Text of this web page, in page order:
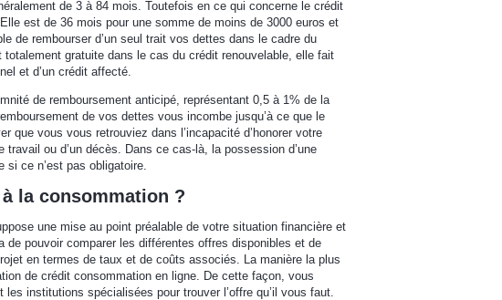
de 3 à 84 mois. Toutefois en ce qui concerne le crédit
est de 36 mois pour une somme de moins de 3000 euros et
de rembourser d’un seul trait vos dettes dans le cadre du
gratuite dans le cas du crédit renouvelable, elle fait
et d’un crédit affecté.
de remboursement anticipé, représentant 0,5 à 1% de la
de vos dettes vous incombe jusqu’à ce que le
que vous vous retrouviez dans l’incapacité d’honorer votre
ou d’un décès. Dans ce cas-là, la possession d’une
si ce n’est pas obligatoire.
la consommation ?
une mise au point préalable de votre situation financière et
pouvoir comparer les différentes offres disponibles et de
en termes de taux et de coûts associés. La manière la plus
de crédit consommation en ligne. De cette façon, vous
institutions spécialisées pour trouver l’offre qu’il vous faut.